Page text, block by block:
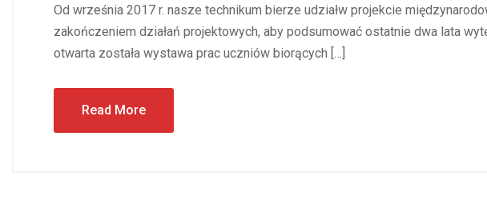
Od września 2017 r. nasze technikum bierze udziałw projekcie
zakończeniem działań projektowych, aby podsumować ostatnie dwa lata
otwarta została wystawa prac uczniów biorących […]
Read More